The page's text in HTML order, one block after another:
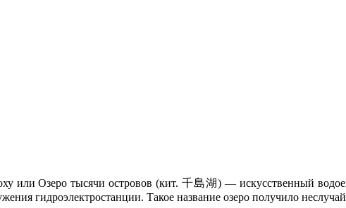
или Озеро тысячи островов (кит. 千島湖) — искусственный
гидроэлектростанции. Такое название озеро получило